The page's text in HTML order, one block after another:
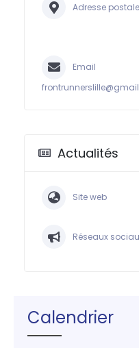
Adresse postale
Email
Actualités
Site web
Réseaux
Calendrier